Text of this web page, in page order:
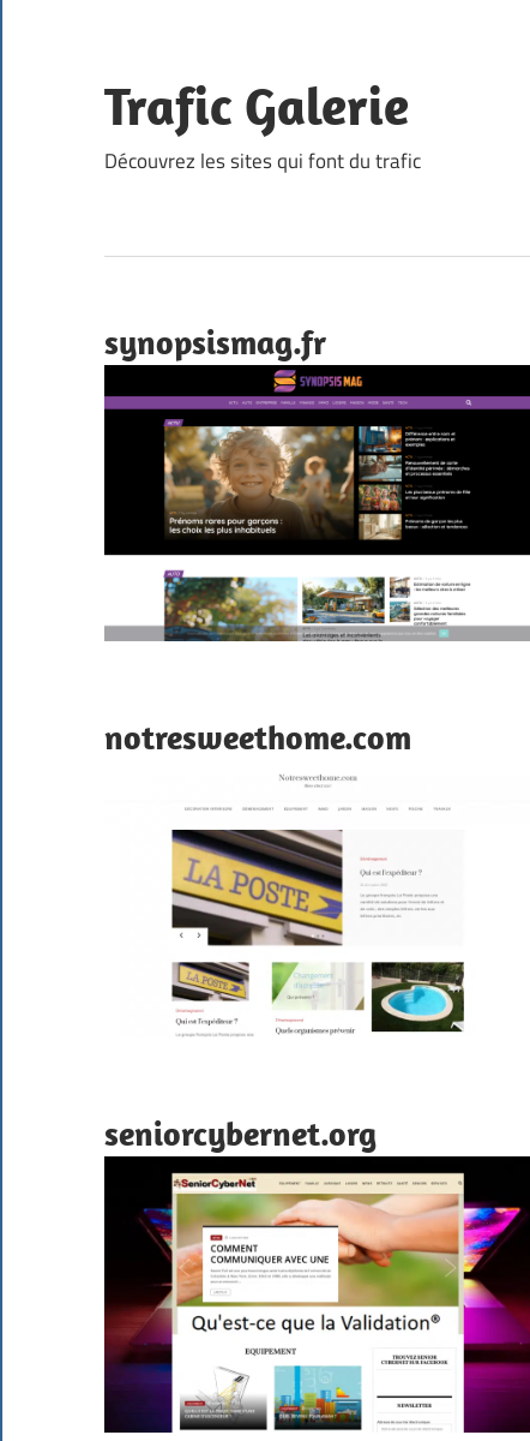
content
Trafic Galerie
Découvrez les sites qui font du trafic
synopsismag.fr
notresweethome.com
seniorcybernet.org